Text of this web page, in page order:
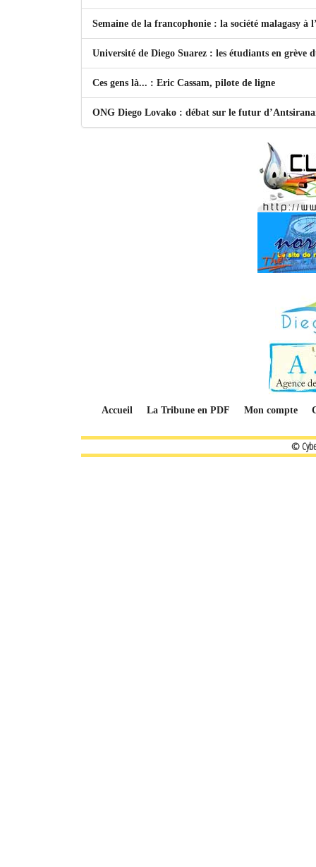
Semaine de la francophonie : la société malagasy à
Université de Diego Suarez : les étudiants en grève
Ces gens là... : Eric Cassam, pilote de ligne
ONG Diego Lovako : débat sur le futur
Accueil La Tribune en PDF Mon compte
©